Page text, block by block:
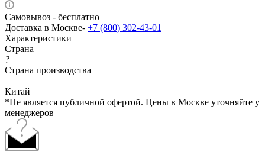
Самовывоз - бесплатно
Доставка в Москве- +7 (800) 302-43-01
Характеристики
Страна
?
Страна производства
—
Китай
*Не является публичной офертой. Цены в Москве уточняйте у
менеджеров